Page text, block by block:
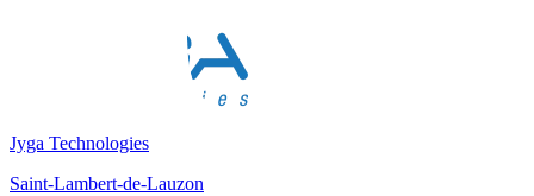
Jyga Technologies
Saint-Lambert-de-Lauzon